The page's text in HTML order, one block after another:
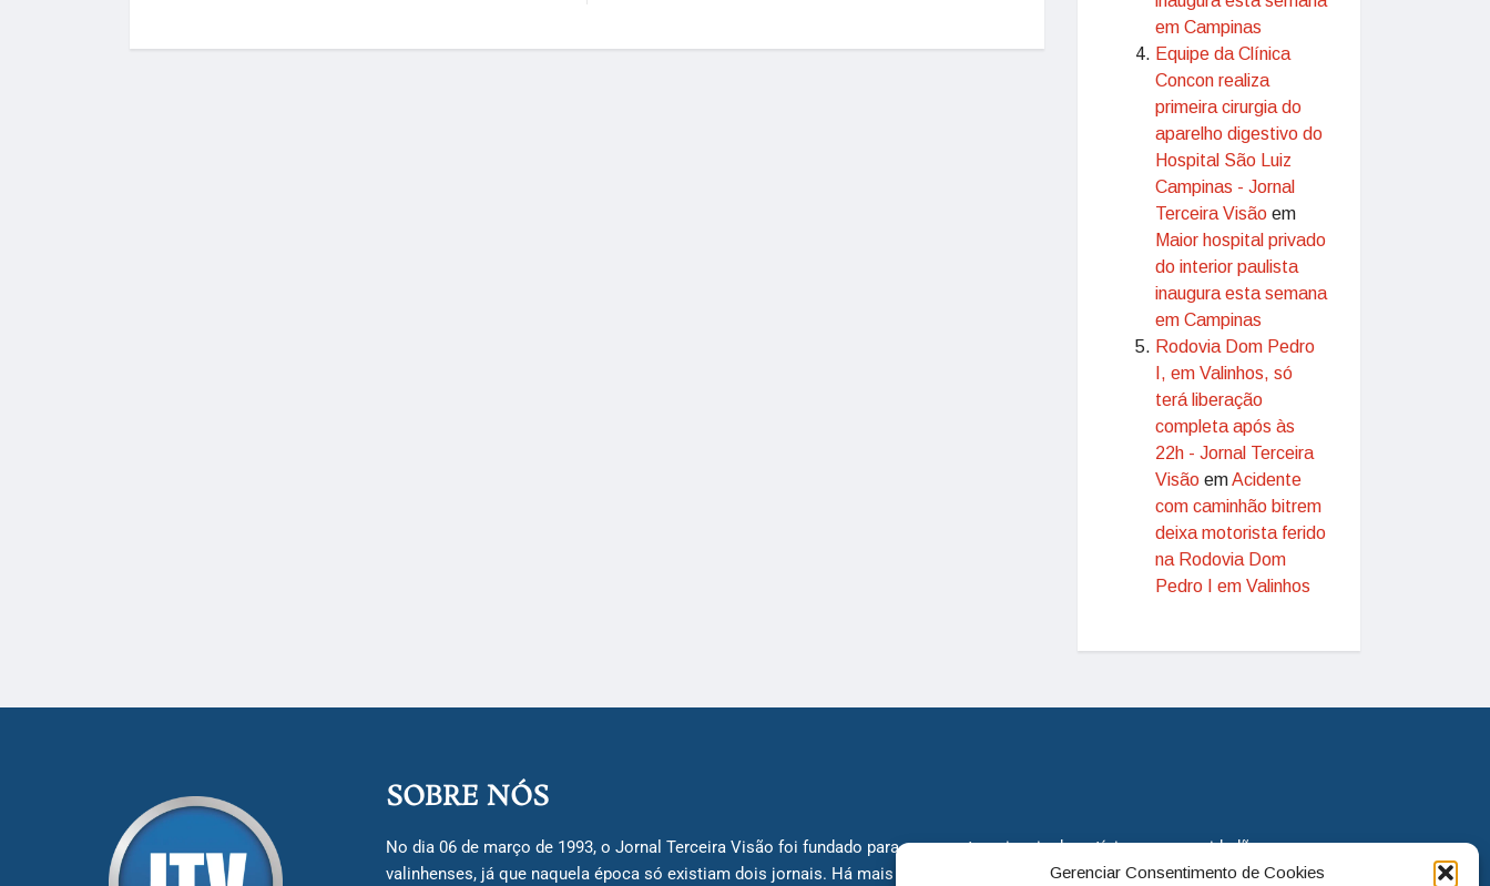
Gerenciar Consentimento de Cookies
em Campinas
Equipe da Clínica
Concon realiza
primeira cirurgia do
aparelho digestivo do
Hospital São Luiz
Campinas - Jornal
Terceira Visão em
Maior hospital privado
do interior paulista
inaugura esta semana
em Campinas
Rodovia Dom Pedro
I, em Valinhos, só
terá liberação
completa após às
22h - Jornal Terceira
Visão emAcidente
com caminhão bitrem
deixa motorista ferido
na Rodovia Dom
Pedro I em Valinhos
SOBRE NÓS
No dia 06 de março de 1993, o Jornal Terceira Visão foi fundado para ser uma terceira via de notícias para os cidadãos
valinhenses, já que naquela época só existiam dois jornais. Há mais de 30 anos, o jornal continua assumindo o papel